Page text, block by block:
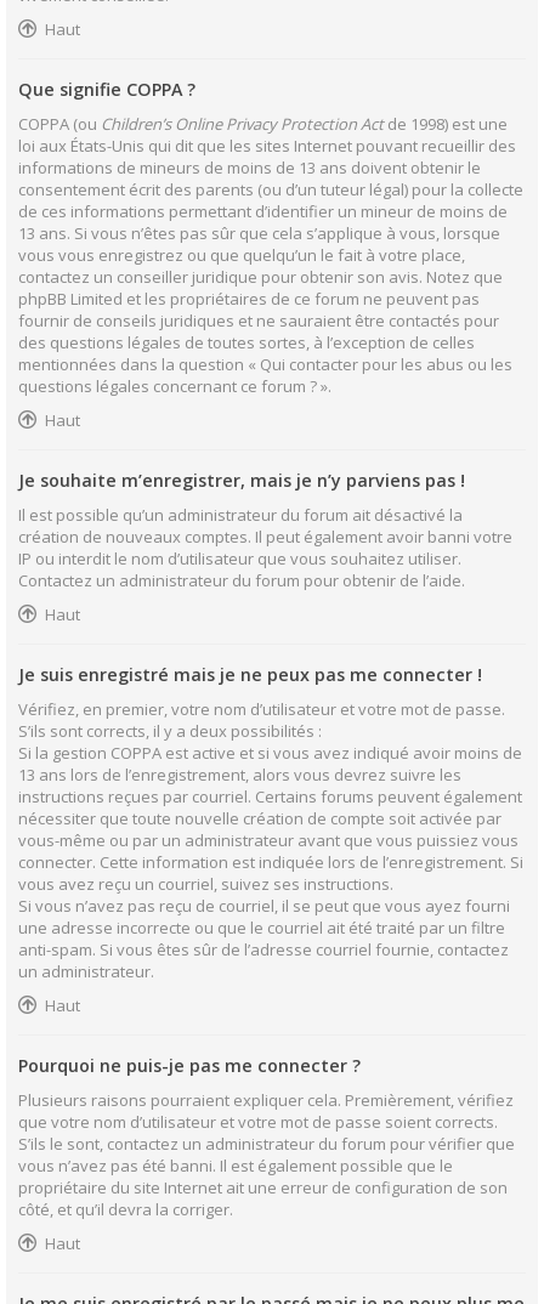
Haut
Que signifie COPPA ?
COPPA (ou Children’s Online Privacy Protection Actde 1998) est une
loi aux États-Unis qui dit que les sites Internet pouvant recueillir des
informations de mineurs de moins de 13 ans doivent obtenir le
consentement écrit des parents (ou d’un tuteur légal) pour la collecte
de ces informations permettant d’identifier un mineur de moins de
13 ans. Si vous n’êtes pas sûr que cela s’applique à vous, lorsque
vous vous enregistrez ou que quelqu’un le fait à votre place,
contactez un conseiller juridique pour obtenir son avis. Notez que
phpBB Limited et les propriétaires de ce forum ne peuvent pas
fournir de conseils juridiques et ne sauraient être contactés pour
des questions légales de toutes sortes, à l’exception de celles
mentionnées dans la question « Qui contacter pour les abus ou les
questions légales concernant ce forum ? ».
Haut
Je souhaite m’enregistrer, mais je n’y parviens pas !
Il est possible qu’un administrateur du forum ait désactivé la
création de nouveaux comptes. Il peut également avoir banni votre
IP ou interdit le nom d’utilisateur que vous souhaitez utiliser.
Contactez un administrateur du forum pour obtenir de l’aide.
Haut
Je suis enregistré mais je ne peux pas me connecter !
Vérifiez, en premier, votre nom d’utilisateur et votre mot de passe.
S’ils sont corrects, il y a deux possibilités :
Si la gestion COPPA est active et si vous avez indiqué avoir moins de
13 ans lors de l’enregistrement, alors vous devrez suivre les
instructions reçues par courriel. Certains forums peuvent également
nécessiter que toute nouvelle création de compte soit activée par
vous-même ou par un administrateur avant que vous puissiez vous
connecter. Cette information est indiquée lors de l’enregistrement. Si
vous avez reçu un courriel, suivez ses instructions.
Si vous n’avez pas reçu de courriel, il se peut que vous ayez fourni
une adresse incorrecte ou que le courriel ait été traité par un filtre
anti-spam. Si vous êtes sûr de l’adresse courriel fournie, contactez
un administrateur.
Haut
Pourquoi ne puis-je pas me connecter ?
Plusieurs raisons pourraient expliquer cela. Premièrement, vérifiez
que votre nom d’utilisateur et votre mot de passe soient corrects.
S’ils le sont, contactez un administrateur du forum pour vérifier que
vous n’avez pas été banni. Il est également possible que le
propriétaire du site Internet ait une erreur de configuration de son
côté, et qu’il devra la corriger.
Haut